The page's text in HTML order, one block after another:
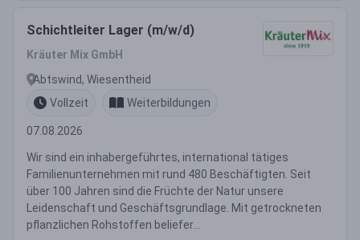
Schichtleiter Lager (m/w/d)
Kräuter Mix GmbH
Abtswind, Wiesentheid
Vollzeit
Weiterbildungen
07.08.2026
Wir sind ein inhabergeführtes, international tätiges
Familienunternehmen mit rund 480 Beschäftigten. Seit
über 100 Jahren sind die Früchte der Natur unsere
Leidenschaft und Geschäftsgrundlage. Mit getrockneten
pflanzlichen Rohstoffen beliefer...